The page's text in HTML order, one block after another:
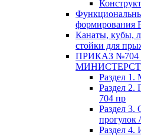
Канаты, кубы,
стойки для
ПРИКАЗ №704
Раздел 1.
Раздел 2.
704 пр
Раздел 3.
прогулок
Раздел 4.